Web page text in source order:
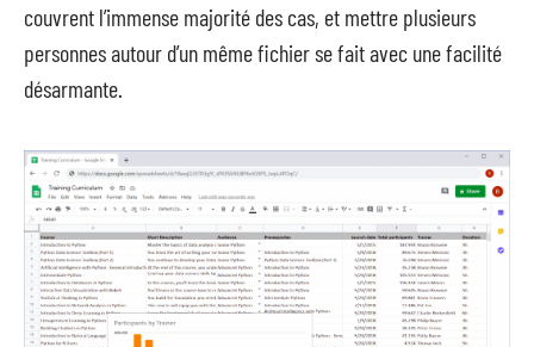
couvrent l’immense majorité des cas, et mettre plusieurs
personnes autour d’un même fichier se fait avec une facilité
désarmante.